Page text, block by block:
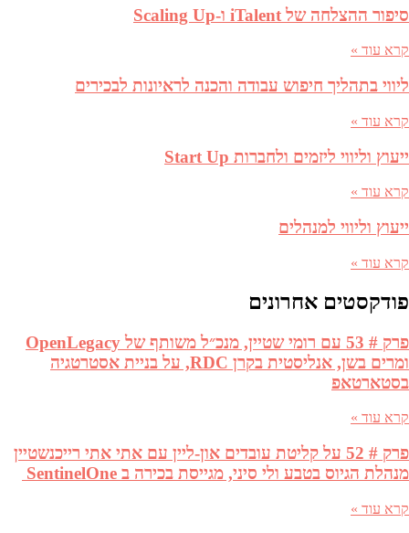
סיפור ההצלחה של iTalent ו-Scaling Up
קרא עוד »
ליווי בתהליך חיפוש עבודה והכנה לראיונות לבכירים
קרא עוד »
ייעוץ וליווי ליזמים ולחברות Start Up
קרא עוד »
ייעוץ וליווי למנהלים
קרא עוד »
פודקסטים אחרונים
פרק # 53 עם רומי שטיין, מנכ״ל משותף של OpenLegacy
ומרים בשן, אנליסטית בקרן RDC, על בניית אסטרטגיה
בסטארטאפ
קרא עוד »
פרק # 52 על קליטת עובדים און-ליין עם אתי אתי רייכנשטיין
מנהלת הגיוס בטבע ולי סיני, מגייסת בכירה ב SentinelOne
קרא עוד »